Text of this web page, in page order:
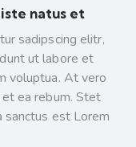
natus et
sadipscing elitr,
ut labore et
voluptua. At vero
ea rebum. Stet
sanctus est Lorem